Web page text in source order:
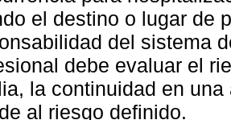
el destino o lugar de
del sistema
debe evaluar el
la continuidad en
al riesgo definido.